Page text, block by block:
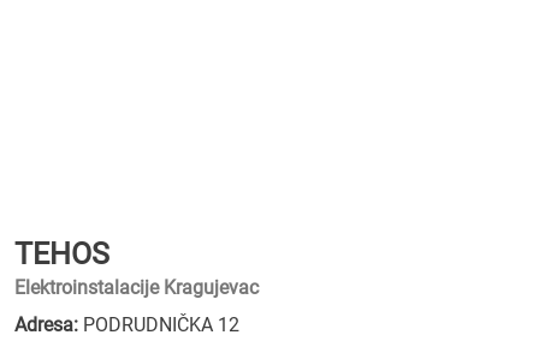
TEHOS
Elektroinstalacije Kragujevac
Adresa: PODRUDNIČKA 12